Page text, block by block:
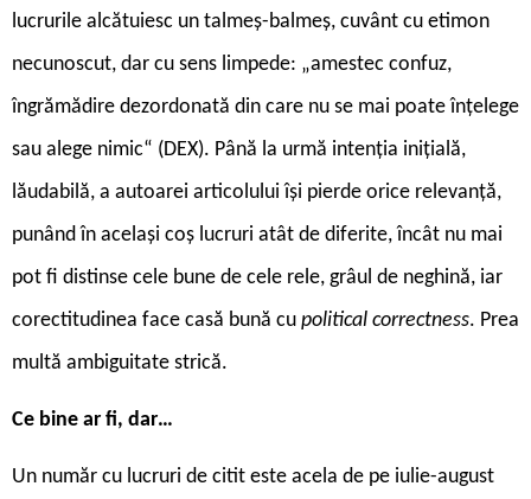
lucrurile alcătuiesc un talmeș-balmeș, cuvânt cu etimon
necunoscut, dar cu sens limpede: „amestec confuz,
îngrămădire dezordonată din care nu se mai poate înțelege
sau alege nimic“ (DEX). Până la urmă intenția inițială,
lăudabilă, a autoarei articolului își pierde orice relevanță,
punând în același coș lucruri atât de diferite, încât nu mai
pot fi distinse cele bune de cele rele, grâul de neghină, iar
corectitudinea face casă bună cu political correctness. Prea
multă ambiguitate strică.
Ce bine ar fi, dar…
Un număr cu lucruri de citit este acela de pe iulie-august